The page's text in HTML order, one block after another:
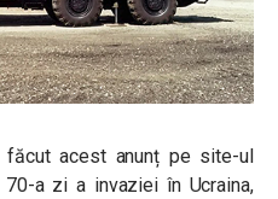
acest anunț pe site-ul
a zi a invaziei în Ucraina,